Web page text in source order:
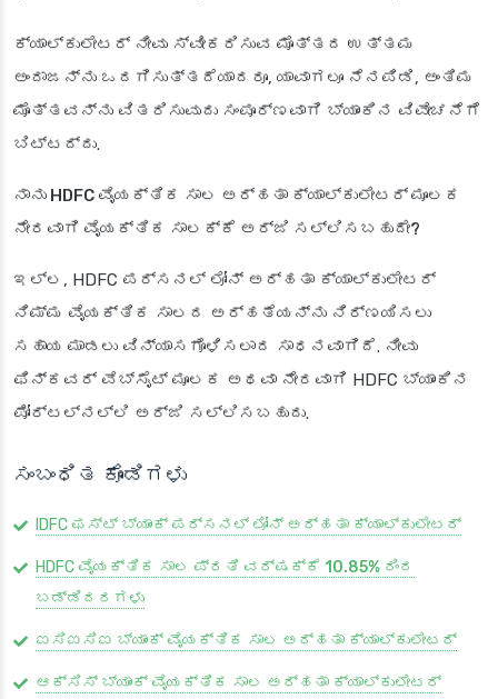
ಕ್ಯಾಲ್ಕುಲೇಟರ್ ನೀವು ಸ್ವೀಕರಿಸುವ ಮೊತ್ತದ ಉತ್ತಮ
ಅಂದಾಜನ್ನು ಒದಗಿಸುತ್ತದೆಯಾದರೂ, ಯಾವಾಗಲೂ ನೆನಪಿಡಿ, ಅಂತಿಮ
ಮೊತ್ತವನ್ನು ವಿತರಿಸುವುದು ಸಂಪೂರ್ಣವಾಗಿ ಬ್ಯಾಂಕಿನ ವಿವೇಚನೆಗೆ
ಬಿಟ್ಟದ್ದು.
ನಾನು HDFC ವೈಯಕ್ತಿಕ ಸಾಲ ಅರ್ಹತಾ ಕ್ಯಾಲ್ಕುಲೇಟರ್ ಮೂಲಕ
ನೇರವಾಗಿ ವೈಯಕ್ತಿಕ ಸಾಲಕ್ಕೆ ಅರ್ಜಿ ಸಲ್ಲಿಸಬಹುದೇ?
ಇಲ್ಲ, HDFC ಪರ್ಸನಲ್ ಲೋನ್ ಅರ್ಹತಾ ಕ್ಯಾಲ್ಕುಲೇಟರ್
ನಿಮ್ಮ ವೈಯಕ್ತಿಕ ಸಾಲದ ಅರ್ಹತೆಯನ್ನು ನಿರ್ಣಯಿಸಲು
ಸಹಾಯ ಮಾಡಲು ವಿನ್ಯಾಸಗೊಳಿಸಲಾದ ಸಾಧನವಾಗಿದೆ. ನೀವು
ಫಿನ್‌ಕವರ್ ವೆಬ್‌ಸೈಟ್ ಮೂಲಕ ಅಥವಾ ನೇರವಾಗಿ HDFC ಬ್ಯಾಂಕಿನ
ಪೋರ್ಟಲ್‌ನಲ್ಲಿ ಅರ್ಜಿ ಸಲ್ಲಿಸಬಹುದು.
ಸಂಬಂಧಿತ ಕೊಂಡಿಗಳು
IDFC ಫಸ್ಟ್ ಬ್ಯಾಂಕ್ ಪರ್ಸನಲ್ ಲೋನ್ ಅರ್ಹತಾ ಕ್ಯಾಲ್ಕುಲೇಟರ್
HDFC ವೈಯಕ್ತಿಕ ಸಾಲ ಪ್ರತಿ ವರ್ಷಕ್ಕೆ 10.85% ರಿಂದ
ಬಡ್ಡಿದರಗಳು
ಐಸಿಐಸಿಐ ಬ್ಯಾಂಕ್ ವೈಯಕ್ತಿಕ ಸಾಲ ಅರ್ಹತಾ ಕ್ಯಾಲ್ಕುಲೇಟರ್
ಆಕ್ಸಿಸ್ ಬ್ಯಾಂಕ್ ವೈಯಕ್ತಿಕ ಸಾಲ ಅರ್ಹತಾ ಕ್ಯಾಲ್ಕುಲೇಟರ್